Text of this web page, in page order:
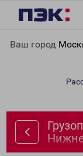
Ваш город
Нижневартовск